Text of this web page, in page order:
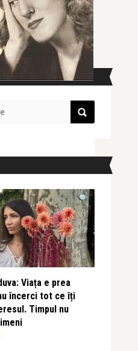
Viața e prea
încerci tot ce îți
Timpul nu